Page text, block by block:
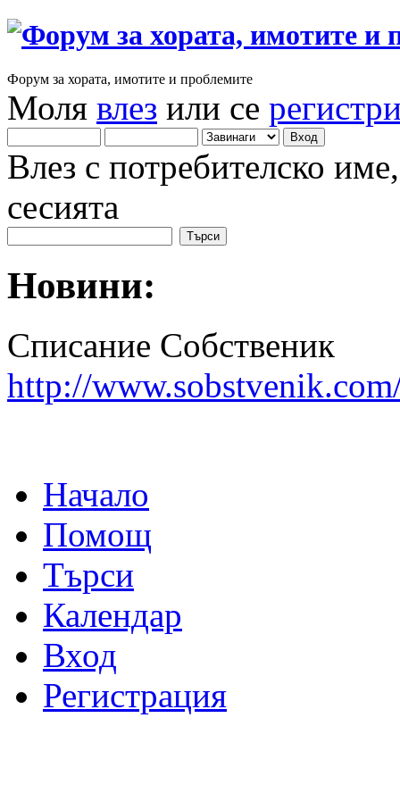
Форум за хората, имотите и проблемите
Моля влез или се
Влез с потребителско
сесията
Новини:
Списание Собственик
http://
Начало
Помощ
Търси
Календар
Вход
Регистрация